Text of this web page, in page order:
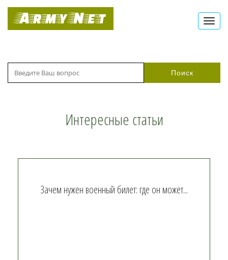
Army Net
Поиск
Интересные статьи
Зачем нужен военный билет: где он может...